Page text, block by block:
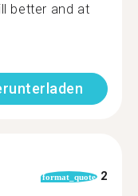
better and at
format_quote 2